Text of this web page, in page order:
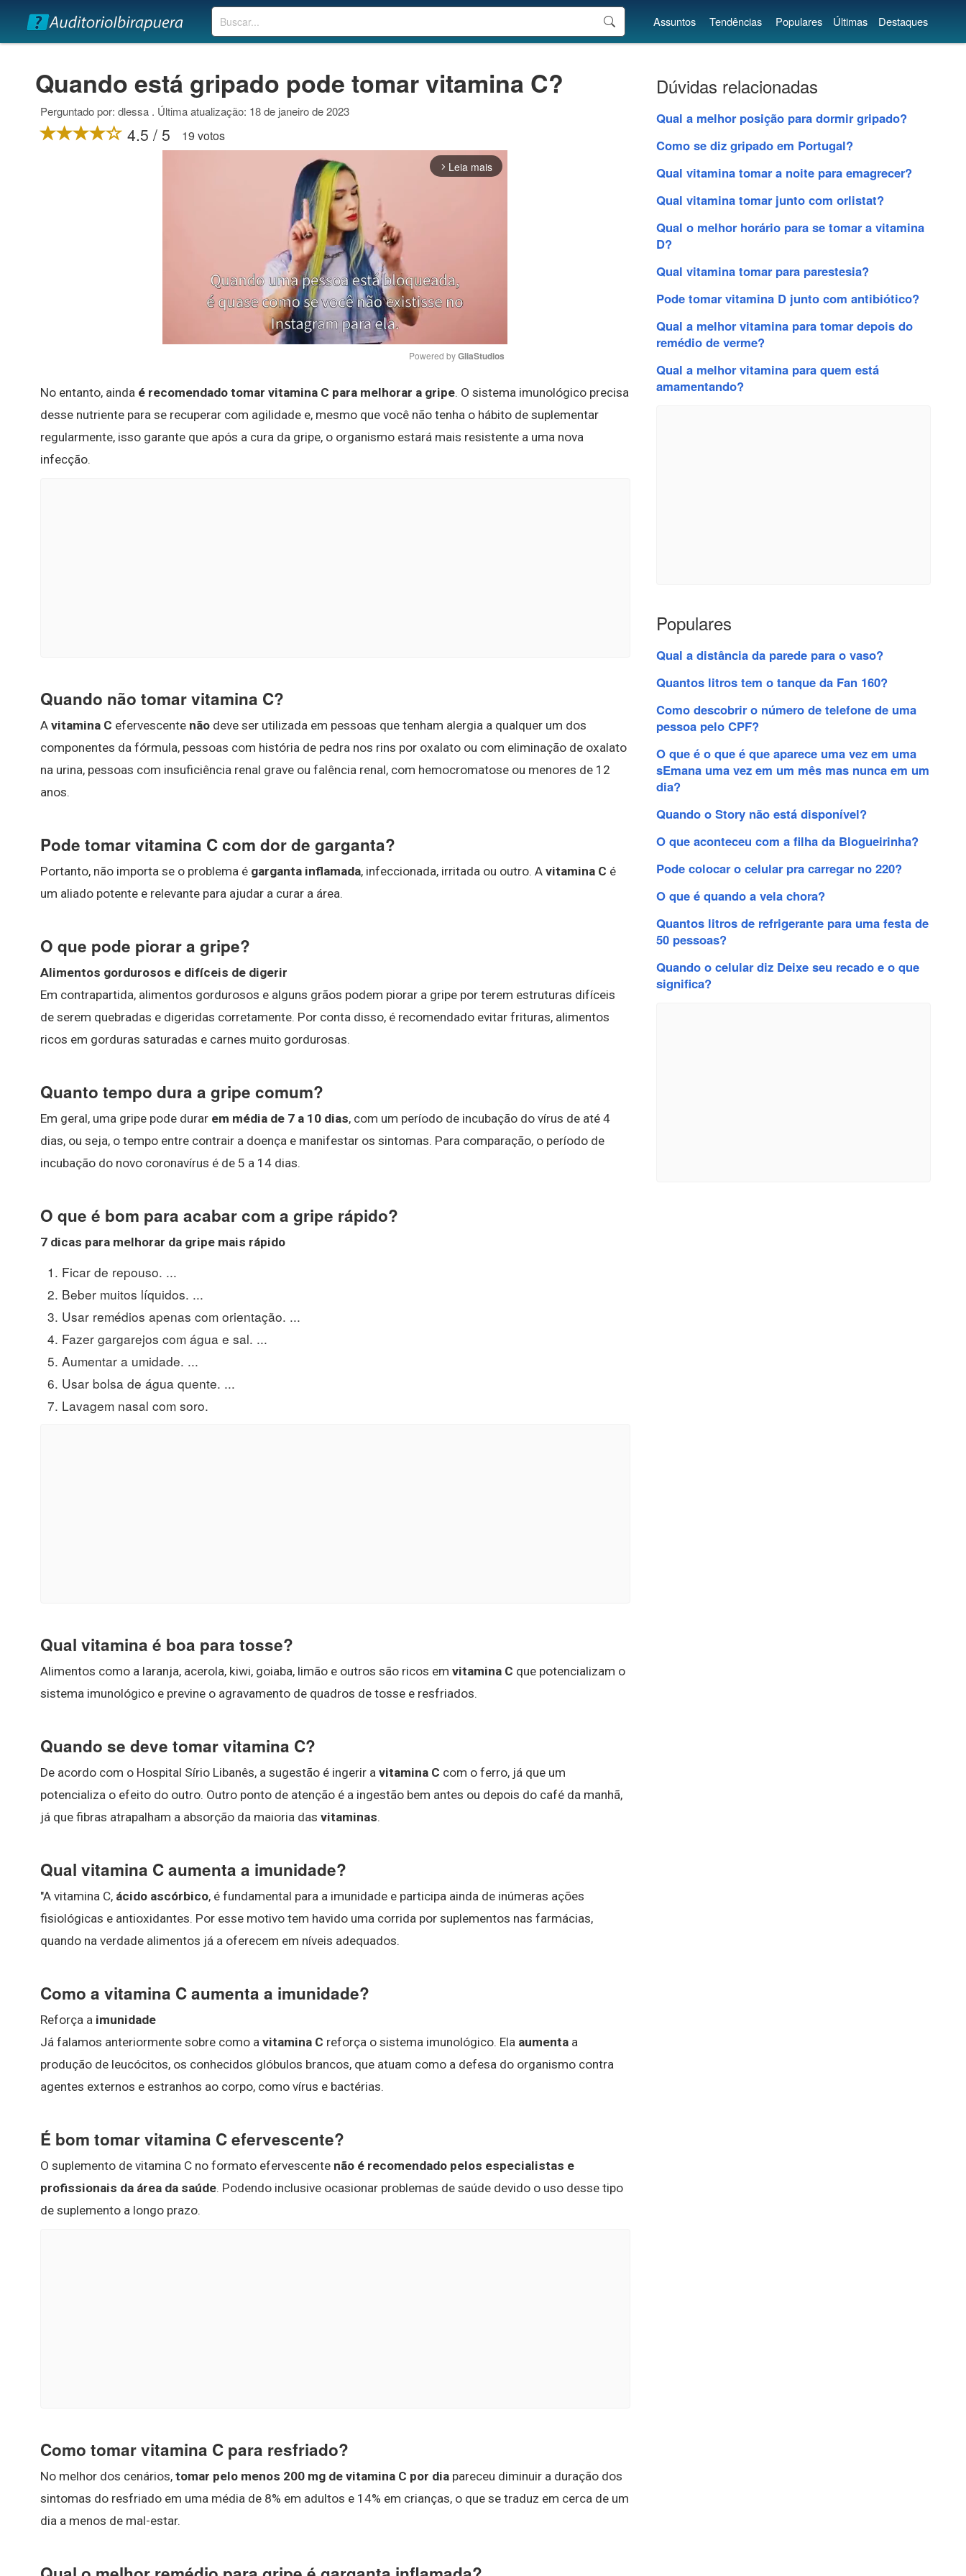
Buscar Assuntos Tendências Populares Últimas Destaques
Quando está gripado pode tomar vitamina C?
Perguntado por: dlessa . Última atualização: 18 de janeiro de 2023
4.5 / 5 19 votos
arrow_forward_ios Leia mais
Mute
Powered by GliaStudios
No entanto, ainda é recomendado tomar vitamina C para melhorar a gripe. O sistema imunológico precisa
desse nutriente para se recuperar com agilidade e, mesmo que você não tenha o hábito de suplementar
regularmente, isso garante que após a cura da gripe, o organismo estará mais resistente a uma nova
infecção.
Quando não tomar vitamina C?
A vitamina C efervescente não deve ser utilizada em pessoas que tenham alergia a qualquer um dos
componentes da fórmula, pessoas com história de pedra nos rins por oxalato ou com eliminação de oxalato
na urina, pessoas com insuficiência renal grave ou falência renal, com hemocromatose ou menores de 12
anos.
Pode tomar vitamina C com dor de garganta?
Portanto, não importa se o problema é garganta inflamada, infeccionada, irritada ou outro. A vitamina C é
um aliado potente e relevante para ajudar a curar a área.
O que pode piorar a gripe?
Alimentos gordurosos e difíceis de digerir
Em contrapartida, alimentos gordurosos e alguns grãos podem piorar a gripe por terem estruturas difíceis
de serem quebradas e digeridas corretamente. Por conta disso, é recomendado evitar frituras, alimentos
ricos em gorduras saturadas e carnes muito gordurosas.
Quanto tempo dura a gripe comum?
Em geral, uma gripe pode durar em média de 7 a 10 dias, com um período de incubação do vírus de até 4
dias, ou seja, o tempo entre contrair a doença e manifestar os sintomas. Para comparação, o período de
incubação do novo coronavírus é de 5 a 14 dias.
O que é bom para acabar com a gripe rápido?
7 dicas para melhorar da gripe mais rápido
Ficar de repouso. ...
Beber muitos líquidos. ...
Usar remédios apenas com orientação. ...
Fazer gargarejos com água e sal. ...
Aumentar a umidade. ...
Usar bolsa de água quente. ...
Lavagem nasal com soro.
Qual vitamina é boa para tosse?
Alimentos como a laranja, acerola, kiwi, goiaba, limão e outros são ricos em vitamina C que potencializam o
sistema imunológico e previne o agravamento de quadros de tosse e resfriados.
Quando se deve tomar vitamina C?
De acordo com o Hospital Sírio Libanês, a sugestão é ingerir a vitamina C com o ferro, já que um
potencializa o efeito do outro. Outro ponto de atenção é a ingestão bem antes ou depois do café da manhã,
já que fibras atrapalham a absorção da maioria das vitaminas.
Qual vitamina C aumenta a imunidade?
"A vitamina C, ácido ascórbico, é fundamental para a imunidade e participa ainda de inúmeras ações
fisiológicas e antioxidantes. Por esse motivo tem havido uma corrida por suplementos nas farmácias,
quando na verdade alimentos já a oferecem em níveis adequados.
Como a vitamina C aumenta a imunidade?
Reforça a imunidade
Já falamos anteriormente sobre como a vitamina C reforça o sistema imunológico. Ela aumenta a
produção de leucócitos, os conhecidos glóbulos brancos, que atuam como a defesa do organismo contra
agentes externos e estranhos ao corpo, como vírus e bactérias.
É bom tomar vitamina C efervescente?
O suplemento de vitamina C no formato efervescente não é recomendado pelos especialistas e
profissionais da área da saúde. Podendo inclusive ocasionar problemas de saúde devido o uso desse tipo
de suplemento a longo prazo.
Como tomar vitamina C para resfriado?
No melhor dos cenários, tomar pelo menos 200 mg de vitamina C por dia pareceu diminuir a duração dos
sintomas do resfriado em uma média de 8% em adultos e 14% em crianças, o que se traduz em cerca de um
dia a menos de mal-estar.
Dúvidas relacionadas
Qual a melhor posição para dormir gripado?
Como se diz gripado em Portugal?
Qual vitamina tomar a noite para emagrecer?
Qual vitamina tomar junto com orlistat?
Qual o melhor horário para se tomar a vitamina
D?
Qual vitamina tomar para parestesia?
Pode tomar vitamina D junto com antibiótico?
Qual a melhor vitamina para tomar depois do
remédio de verme?
Qual a melhor vitamina para quem está
amamentando?
Populares
Qual a distância da parede para o vaso?
Quantos litros tem o tanque da Fan 160?
Como descobrir o número de telefone de uma
pessoa pelo CPF?
O que é o que é que aparece uma vez em uma
sEmana uma vez em um mês mas nunca em um
dia?
Quando o Story não está disponível?
O que aconteceu com a filha da Blogueirinha?
Pode colocar o celular pra carregar no 220?
O que é quando a vela chora?
Quantos litros de refrigerante para uma festa de
50 pessoas?
Quando o celular diz Deixe seu recado e o que
significa?